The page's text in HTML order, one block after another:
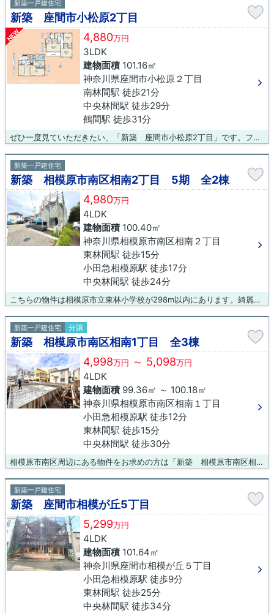
新築一戸建住宅
新築 座間市小松原2丁目
NEW 4,880万円
3LDK
建物面積101.16㎡
神奈川県座間市小松原２丁目
南林間駅 徒歩21分
中央林間駅 徒歩29分
鶴間駅 徒歩31分
ぜひ一度見ていただきたい、「新築 座間市小松原2丁目」です。ファミリーマート 座間小松原店が228mにある物件です。多くの方から高いニーズのある、内装もピカピカの新築戸建ての物件です。ご希望の不動産情報をご用意して、お客様をお待ちしております。お客様に満足していただけるような物件を紹介するのが当社のお仕事です。ぜひご検討ください。
新築一戸建住宅
新築 相模原市南区相南2丁目 5期 全2棟
4,980万円
4LDK
建物面積100.40㎡
神奈川県相模原市南区相南２丁目
東林間駅 徒歩15分
小田急相模原駅 徒歩17分
中央林間駅 徒歩24分
こちらの物件は相模原市立東林小学校が298m以内にあります。綺麗で清潔感のある室内が新築戸建ての特徴です。多種多様な不動産情報を扱う当社でなら、きっとお客様に合った物件が見つかります。こだわりの強い方でもまずはお気軽にお問い合わせください。
新築一戸建住宅 分譲
新築 相模原市南区相南1丁目 全3棟
4,998万円 ～ 5,098万円
4LDK
建物面積99.36㎡ ～ 100.18㎡
神奈川県相模原市南区相南１丁目
小田急相模原駅 徒歩12分
東林間駅 徒歩15分
中央林間駅 徒歩30分
相模原市南区周辺にある物件をお求めの方は「新築 相模原市南区相南1丁目 全3棟」はいかがでしょうか。徒歩6分の場所に東林小学校があります。夢のマイホームは思い切って新築の戸建てはいかがでしょうか。相模原市南区についてお問い合わせいただければ、地域情報に詳しい当社スタッフが対応いたします。もちろん不動産についてもご連絡くださいませ。
新築一戸建住宅
新築 座間市相模が丘5丁目
5,299万円
4LDK
建物面積101.64㎡
神奈川県座間市相模が丘５丁目
小田急相模原駅 徒歩9分
東林間駅 徒歩25分
中央林間駅 徒歩34分